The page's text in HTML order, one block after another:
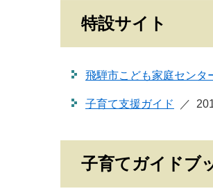
特設サイト
飛騨市こども家庭センタ
子育て支援ガイド
子育てガイドブ